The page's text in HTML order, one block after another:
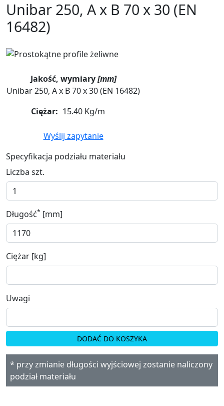
Unibar 250, A x B 70 x 30 (EN
16482)
Jakość, wymiary[mm]
Unibar 250, A x B 70 x 30 (EN 16482)
Ciężar: 15.40 Kg/m
Wyślij zapytanie
Specyfikacja podziału materiału
Liczba szt.
Długość* [mm]
Ciężar [kg]
Uwagi
DODAĆ DO KOSZYKA
* przy zmianie długości wyjściowej zostanie naliczony
podział materiału